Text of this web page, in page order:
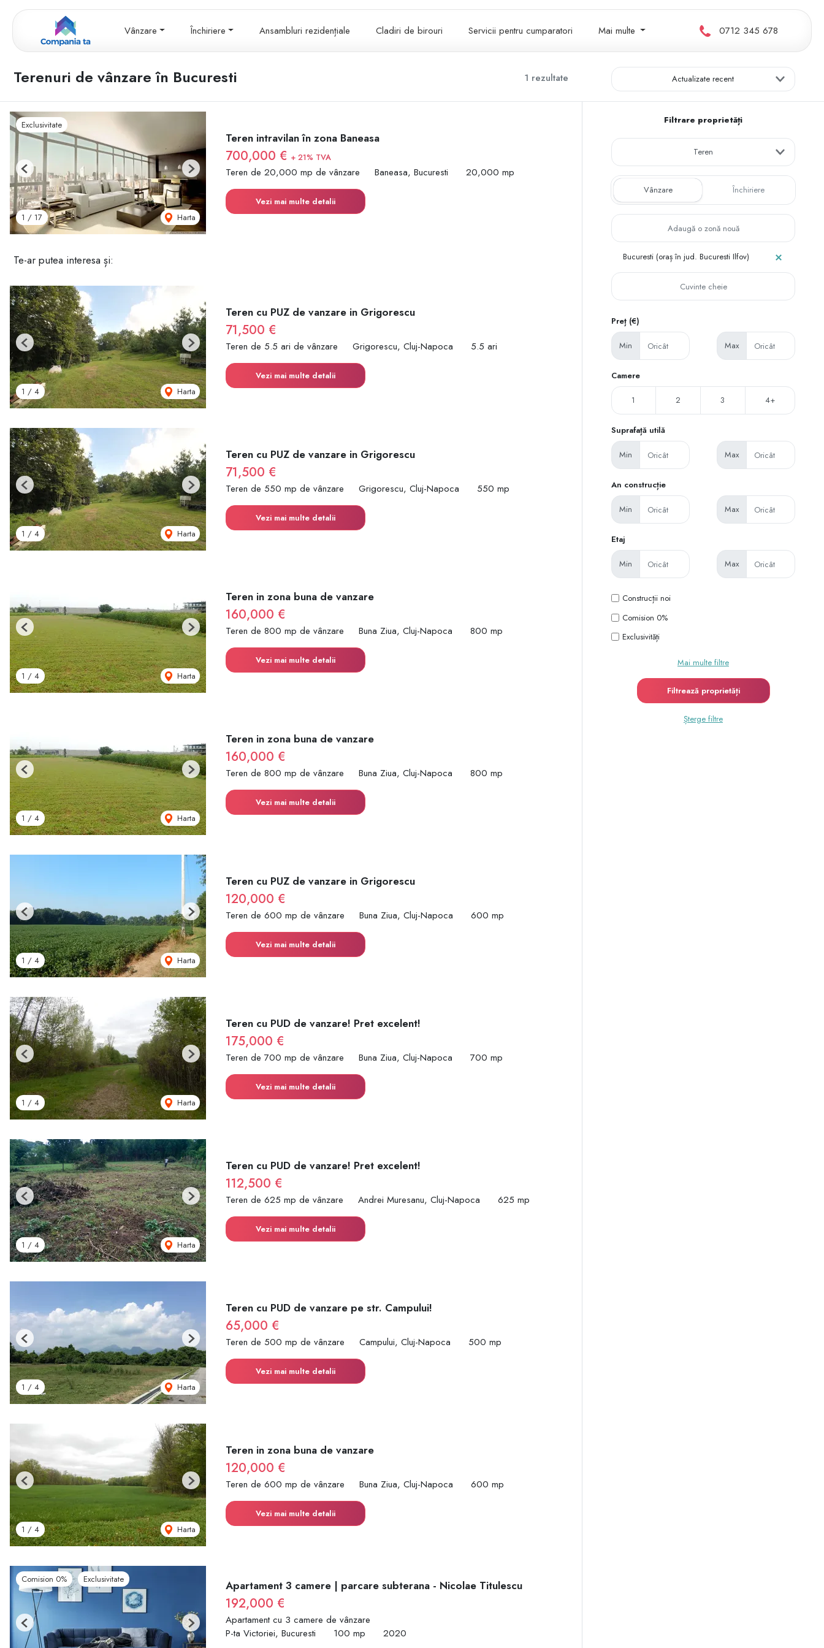
Vânzare Închiriere Ansambluri rezidențiale Cladiri de birouri Servicii pentru cumparatori Mai multe 0712 345 678
1 rezultate
Terenuri de vânzare în Bucuresti Actualizate recent
Exclusivitate
1 / 17 Harta
Previous Next
Teren intravilan în zona Baneasa
700,000 € + 21% TVA
Teren de 20,000 mp de vânzare Baneasa, Bucuresti 20,000 mp
Vezi mai multe detalii
Te-ar putea interesa și:
1 / 4 Harta
Previous Next
Teren cu PUZ de vanzare in Grigorescu
71,500 €
Teren de 5.5 ari de vânzare Grigorescu, Cluj-Napoca 5.5 ari
Vezi mai multe detalii
1 / 4 Harta
Previous Next
Teren cu PUZ de vanzare in Grigorescu
71,500 €
Teren de 550 mp de vânzare Grigorescu, Cluj-Napoca 550 mp
Vezi mai multe detalii
1 / 4 Harta
Previous Next
Teren in zona buna de vanzare
160,000 €
Teren de 800 mp de vânzare Buna Ziua, Cluj-Napoca 800 mp
Vezi mai multe detalii
1 / 4 Harta
Previous Next
Teren in zona buna de vanzare
160,000 €
Teren de 800 mp de vânzare Buna Ziua, Cluj-Napoca 800 mp
Vezi mai multe detalii
1 / 4 Harta
Previous Next
Teren cu PUZ de vanzare in Grigorescu
120,000 €
Teren de 600 mp de vânzare Buna Ziua, Cluj-Napoca 600 mp
Vezi mai multe detalii
1 / 4 Harta
Previous Next
Teren cu PUD de vanzare! Pret excelent!
175,000 €
Teren de 700 mp de vânzare Buna Ziua, Cluj-Napoca 700 mp
Vezi mai multe detalii
1 / 4 Harta
Previous Next
Teren cu PUD de vanzare! Pret excelent!
112,500 €
Teren de 625 mp de vânzare Andrei Muresanu, Cluj-Napoca 625 mp
Vezi mai multe detalii
1 / 4 Harta
Previous Next
Teren cu PUD de vanzare pe str. Campului!
65,000 €
Teren de 500 mp de vânzare Campului, Cluj-Napoca 500 mp
Vezi mai multe detalii
1 / 4 Harta
Previous Next
Teren in zona buna de vanzare
120,000 €
Teren de 600 mp de vânzare Buna Ziua, Cluj-Napoca 600 mp
Vezi mai multe detalii
Comision 0% Exclusivitate
Previous Next
Apartament 3 camere | parcare subterana - Nicolae Titulescu
192,000 €
Apartament cu 3 camere de vânzare
P-ta Victoriei, Bucuresti
100 mp 2020
Filtrare proprietăți
Teren
Vânzare Închiriere
Bucuresti (oraș în jud. Bucuresti Ilfov)
Preț (€)
Min Max
Camere
1 2 3 4+
Suprafață utilă
Min Max
An construcție
Min Max
Etaj
Min Max
Construcții noi
Comision 0%
Exclusivități
Mai multe filtre
Șterge filtre